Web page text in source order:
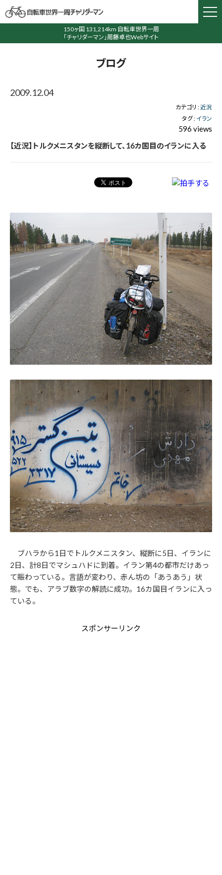
150ヶ国 131,214km 自転車世界一周
「チャリダーマン」周藤卓也Webサイト
ブログ
2009.12.04
カテゴリ :近況
タグ : イラン
596 views
【近況】トルクメニスタンを縦断して、16カ国目のイランに入る
ブハラから1日でトルクメニスタン、縦断に5日、イランに
2日、計8日でマシュハドに到着。イラン第4の都市だけあっ
て賑わっている。言語が変わり、赤ん坊の「あうあう」状
態。でも、アラブ数字の解読に成功。16カ国目イランに入っ
ている。
スポンサーリンク